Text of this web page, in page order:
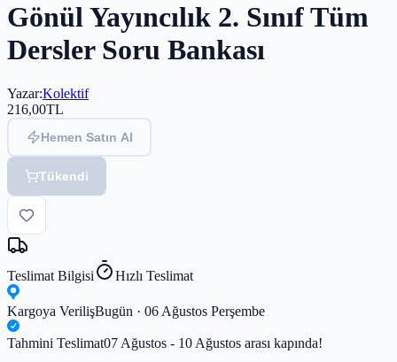
Gönül Yayıncılık 2. Sınıf Tüm
Dersler Soru Bankası
Yazar:Kolektif
216,00TL
Hemen Satın Al
Tükendi
Teslimat Bilgisi Hızlı Teslimat
Kargoya VerilişBugün · 06 Ağustos Perşembe
Tahmini Teslimat07 Ağustos - 10 Ağustos arası kapında!